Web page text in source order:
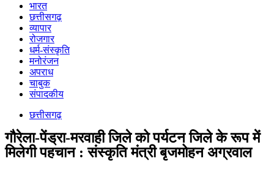
भारत
छत्तीसगढ़
व्यापार
रोजगार
धर्म-संस्कृति
मनोरंजन
अपराध
चाबुक
संपादकीय
छत्तीसगढ़
गौरेला-पेंड्रा-मरवाही जिले को पर्यटन जिले के रूप में
मिलेगी पहचान : संस्कृति मंत्री बृजमोहन अग्रवाल